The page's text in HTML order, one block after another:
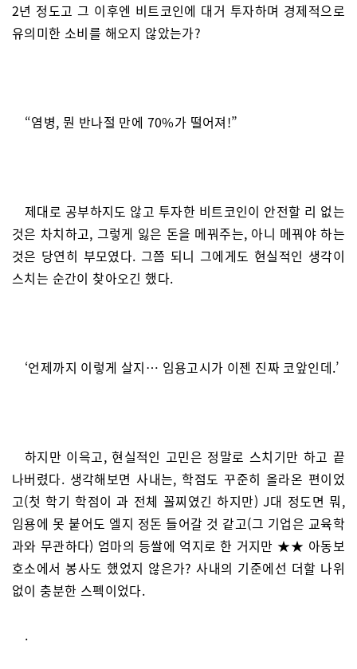
2년 정도고 그 이후엔 비트코인에 대거 투자하며 경제적으로
유의미한 소비를 해오지 않았는가?
“염병, 뭔 반나절 만에 70%가 떨어져!”
제대로 공부하지도 않고 투자한 비트코인이 안전할 리 없는
것은 차치하고, 그렇게 잃은 돈을 메꿔주는, 아니 메꿔야 하는
것은 당연히 부모였다. 그쯤 되니 그에게도 현실적인 생각이
스치는 순간이 찾아오긴 했다.
‘언제까지 이렇게 살지… 임용고시가 이젠 진짜 코앞인데.’
하지만 이윽고, 현실적인 고민은 정말로 스치기만 하고 끝
나버렸다. 생각해보면 사내는, 학점도 꾸준히 올라온 편이었
고(첫 학기 학점이 과 전체 꼴찌였긴 하지만) J대 정도면 뭐,
임용에 못 붙어도 엘지 정돈 들어갈 것 같고(그 기업은 교육학
과와 무관하다) 엄마의 등쌀에 억지로 한 거지만 ★★ 아동보
호소에서 봉사도 했었지 않은가? 사내의 기준에선 더할 나위
없이 충분한 스펙이었다.
.